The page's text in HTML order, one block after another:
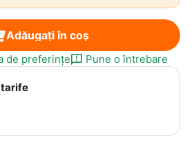
Adăugați în coș
de preferințe Pune o întrebare
tarife